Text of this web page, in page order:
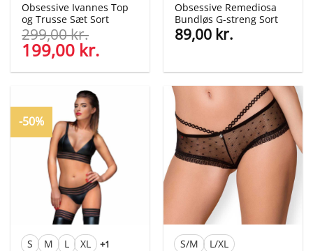
Obsessive Ivannes Top
og Trusse Sæt Sort
299,00kr.
Den
oprindelige
pris
299,00 kr..
199,00 kr.
pris
199,00 kr..
Obsessive Remediosa
Bundløs G-streng Sort
89,00 kr.
-50%
S M L XL +1 S/M
L/XL